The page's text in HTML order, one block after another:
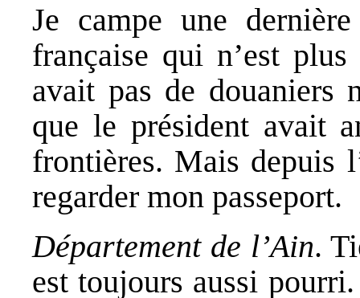
Je campe une
française qui n’est
avait pas de douaniers
que le président avait
frontières. Mais depuis
regarder mon passeport.
Département de l’Ain.
est toujours aussi